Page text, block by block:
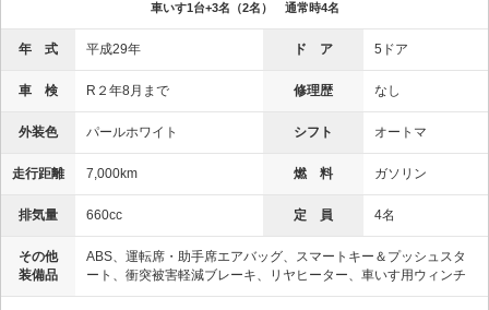
車いす1台+3名（2名） 通常時4名
年 式 平成29年 ド ア 5ドア
車 検 R２年8月まで 修理歴 なし
外装色 パールホワイト シフト オートマ
走行距離 7,000km 燃 料 ガソリン
排気量 660cc 定 員 4名
その他
装備品
ABS、運転席・助手席エアバッグ、スマートキー＆プッシュスタ
ート、衝突被害軽減ブレーキ、リヤヒーター、車いす用ウィンチ